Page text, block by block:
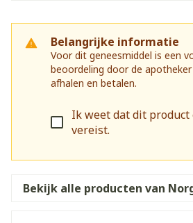
Belangrijke informatie
Voor dit geneesmiddel is een
beoordeling door de
afhalen en betalen.
Ik weet dat dit
vereist.
Bekijk alle producten van